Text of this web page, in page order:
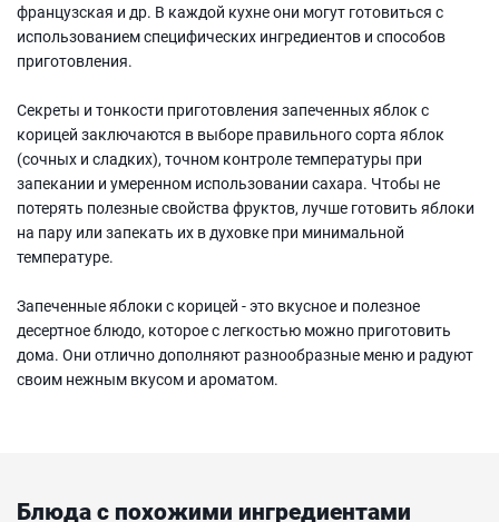
французская и др. В каждой кухне они могут готовиться с
использованием специфических ингредиентов и способов
приготовления.
Секреты и тонкости приготовления запеченных яблок с
корицей заключаются в выборе правильного сорта яблок
(сочных и сладких), точном контроле температуры при
запекании и умеренном использовании сахара. Чтобы не
потерять полезные свойства фруктов, лучше готовить яблоки
на пару или запекать их в духовке при минимальной
температуре.
Запеченные яблоки с корицей - это вкусное и полезное
десертное блюдо, которое с легкостью можно приготовить
дома. Они отлично дополняют разнообразные меню и радуют
своим нежным вкусом и ароматом.
Блюда с похожими ингредиентами